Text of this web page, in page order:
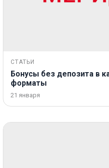
СТАТЬИ
Бонусы без депозита в
форматы
21 января